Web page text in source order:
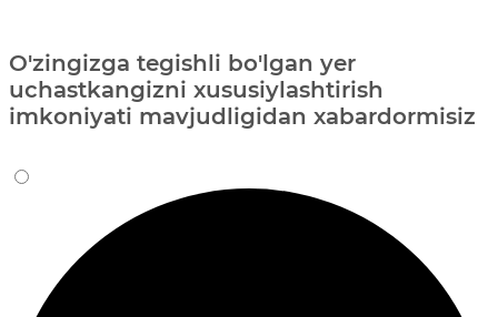
O'zingizga tegishli bo'lgan yer
uchastkangizni xususiylashtirish
imkoniyati mavjudligidan xabardormisiz